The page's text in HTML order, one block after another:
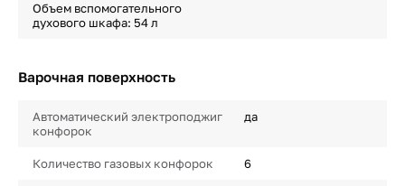
Объем вспомогательного
духового шкафа: 54 л
Варочная поверхность
Автоматический электроподжиг
конфорок
да
Количество газовых конфорок 6